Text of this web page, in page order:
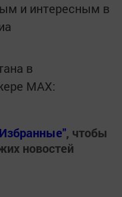
и интересным в
в
MАХ:
, чтобы
новостей